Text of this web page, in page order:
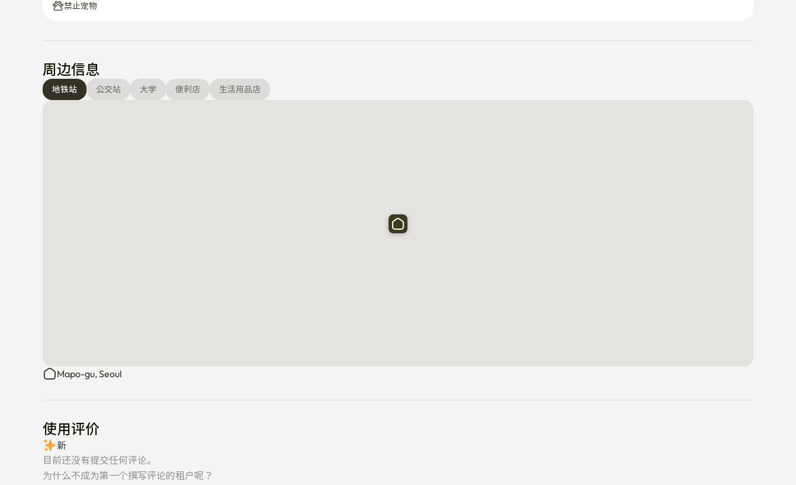
禁止宠物
周边信息
地铁站 公交站 大学 便利店 生活用品店
Mapo-gu, Seoul
使用评价
新
目前还没有提交任何评论。
为什么不成为第一个撰写评论的租户呢？